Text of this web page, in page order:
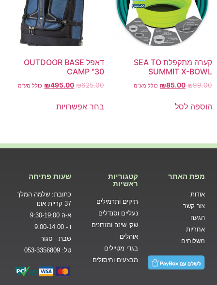
קערה מתקפלת SEA TO
SUMMIT X-BOWL
₪99.00
₪85.00 כולל מע"מ
הוספה לסל
דאפל OUTDOOR BASE
CAMP "30
₪625.00
₪495.00 כולל מע"מ
בחר אפשרויות
מפת האתר
אודות
צור קשר
הגעה
אחריות
משלוחים
קטגוריות
ראשיות
תיקים ותרמילים
נעליים וסנדלים
שקי שינה ומזרונים
אוהלים
בגדי מטיילים
מבצעים וחיסולים
שעות פתיחה
כתובת: שלמה המלך
37 קריית אונו
א-ה 9:30-19:00
ו - 9:00-14:00
שבת - סגור
טל: 053-3356809